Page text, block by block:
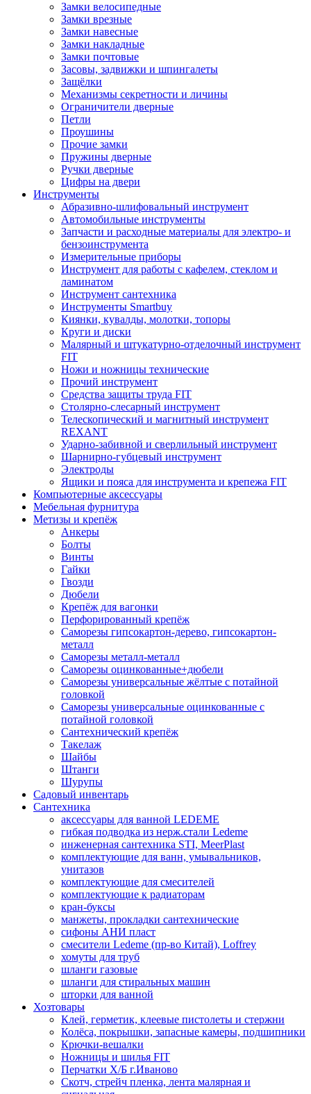
Замки велосипедные
Замки врезные
Замки навесные
Замки накладные
Замки почтовые
Засовы, задвижки и шпингалеты
Защёлки
Механизмы секретности и личины
Ограничители дверные
Петли
Проушины
Прочие замки
Пружины дверные
Ручки дверные
Цифры на двери
Инструменты
Абразивно-шлифовальный инструмент
Автомобильные инструменты
Запчасти и расходные материалы для электро- и
бензоинструмента
Измерительные приборы
Инструмент для работы с кафелем, стеклом и
ламинатом
Инструмент сантехника
Инструменты Smartbuy
Киянки, кувалды, молотки, топоры
Круги и диски
Малярный и штукатурно-отделочный инструмент
FIT
Ножи и ножницы технические
Прочий инструмент
Средства защиты труда FIT
Столярно-слесарный инструмент
Телескопический и магнитный инструмент
REXANT
Ударно-забивной и сверлильный инструмент
Шарнирно-губцевый инструмент
Электроды
Ящики и пояса для инструмента и крепежа FIT
Компьютерные аксессуары
Мебельная фурнитура
Метизы и крепёж
Анкеры
Болты
Винты
Гайки
Гвозди
Дюбели
Крепёж для вагонки
Перфорированный крепёж
Саморезы гипсокартон-дерево, гипсокартон-
металл
Саморезы металл-металл
Саморезы оцинкованные+дюбели
Саморезы универсальные жёлтые с потайной
головкой
Саморезы универсальные оцинкованные с
потайной головкой
Сантехнический крепёж
Такелаж
Шайбы
Штанги
Шурупы
Садовый инвентарь
Сантехника
аксессуары для ванной LEDEME
гибкая подводка из нерж.стали Ledeme
инженерная сантехника STI, MeerPlast
комплектующие для ванн, умывальников,
унитазов
комплектующие для смесителей
комплектующие к радиаторам
кран-буксы
манжеты, прокладки сантехнические
сифоны АНИ пласт
смесители Ledeme (пр-во Китай), Loffrey
хомуты для труб
шланги газовые
шланги для стиральных машин
шторки для ванной
Хозтовары
Клей, герметик, клеевые пистолеты и стержни
Колёса, покрышки, запасные камеры, подшипники
Крючки-вешалки
Ножницы и шилья FIT
Перчатки Х/Б г.Иваново
Скотч, стрейч пленка, лента малярная и